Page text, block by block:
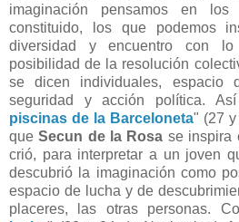
imaginación pensamos en
constituido, los que podemos
diversidad y encuentro con
posibilidad de la resolución
se dicen individuales, espacio
seguridad y acción política.
piscinas de la Barceloneta" (27 y
queSecun de la Rosa se inspira
crió, para interpretar a un joven
descubrió la imaginación como
espacio de lucha y de
placeres, las otras personas.